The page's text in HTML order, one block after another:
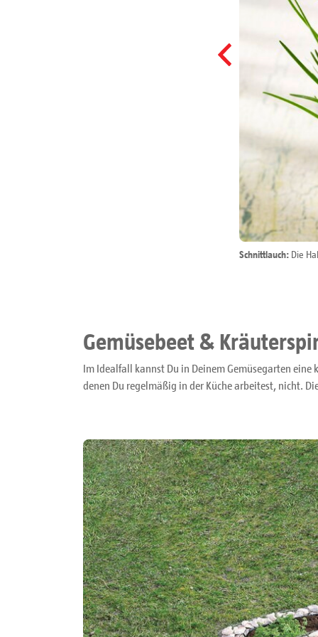
Schnittlauch: Die
Gemüsebeet &
Im Idealfall kannst Du in Deinem Gemüsegarten
denen Du regelmäßig in der Küche arbeitest, nicht.